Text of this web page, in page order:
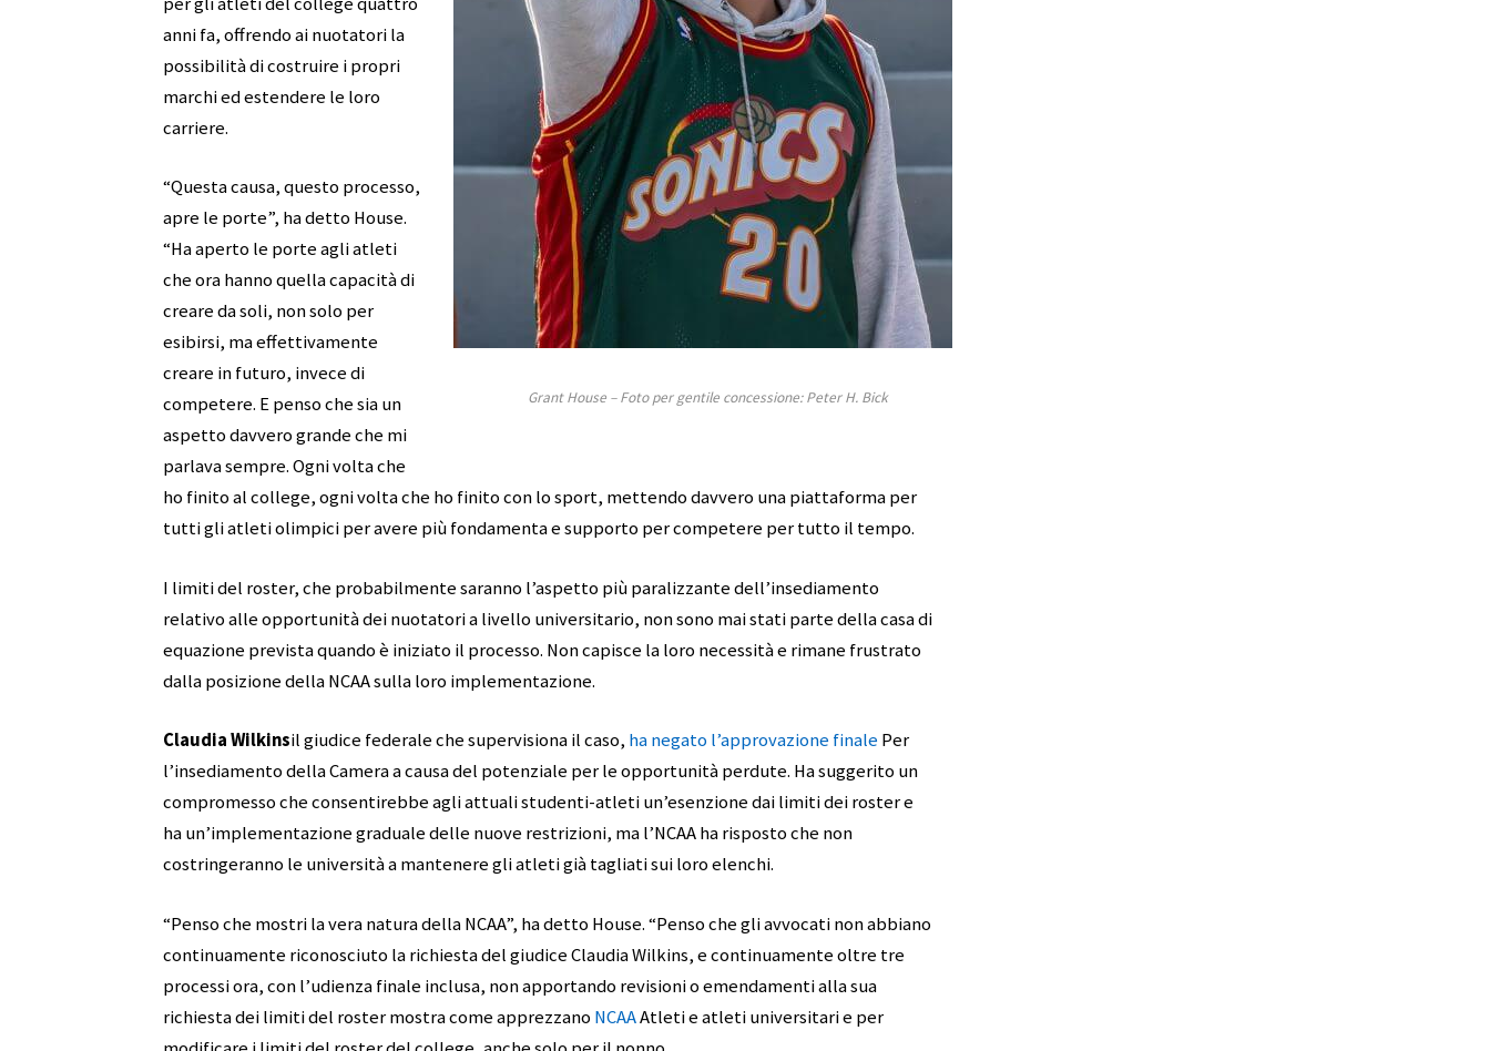
Grant House – Foto per gentile concessione: Peter H. Bick
anni fa, offrendo ai nuotatori la
possibilità di costruire i propri
marchi ed estendere le loro
carriere.
“Questa causa, questo processo,
apre le porte”, ha detto House.
“Ha aperto le porte agli atleti
che ora hanno quella capacità di
creare da soli, non solo per
esibirsi, ma effettivamente
creare in futuro, invece di
competere. E penso che sia un
aspetto davvero grande che mi
parlava sempre. Ogni volta che
ho finito al college, ogni volta che ho finito con lo sport, mettendo davvero una piattaforma per
tutti gli atleti olimpici per avere più fondamenta e supporto per competere per tutto il tempo.
I limiti del roster, che probabilmente saranno l’aspetto più paralizzante dell’insediamento
relativo alle opportunità dei nuotatori a livello universitario, non sono mai stati parte della casa di
equazione prevista quando è iniziato il processo. Non capisce la loro necessità e rimane frustrato
dalla posizione della NCAA sulla loro implementazione.
Claudia Wilkinsil giudice federale che supervisiona il caso, ha negato l’approvazione finale Per
l’insediamento della Camera a causa del potenziale per le opportunità perdute. Ha suggerito un
compromesso che consentirebbe agli attuali studenti-atleti un’esenzione dai limiti dei roster e
ha un’implementazione graduale delle nuove restrizioni, ma l’NCAA ha risposto che non
costringeranno le università a mantenere gli atleti già tagliati sui loro elenchi.
“Penso che mostri la vera natura della NCAA”, ha detto House. “Penso che gli avvocati non abbiano
continuamente riconosciuto la richiesta del giudice Claudia Wilkins, e continuamente oltre tre
processi ora, con l’udienza finale inclusa, non apportando revisioni o emendamenti alla sua
richiesta dei limiti del roster mostra come apprezzano NCAAAtleti e atleti universitari e per